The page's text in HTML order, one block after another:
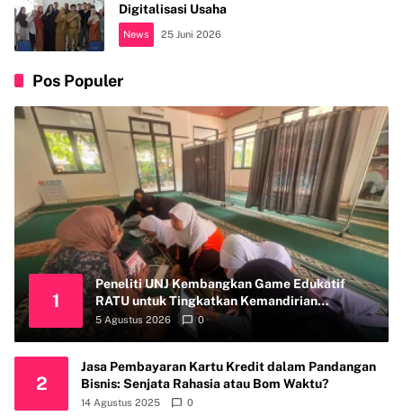
Digitalisasi Usaha
News 25 Juni 2026
Pos Populer
1
Peneliti UNJ Kembangkan Game Edukatif
RATU untuk Tingkatkan Kemandirian
Perawatan Organ Reproduksi Anak Hambatan
5 Agustus 2026 0
2
Jasa Pembayaran Kartu Kredit dalam Pandangan
Bisnis: Senjata Rahasia atau Bom Waktu?
14 Agustus 2025 0